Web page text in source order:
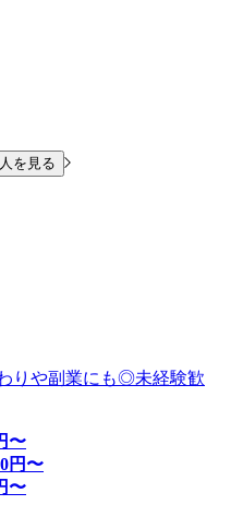
を見る
りや副業にも◎未経験歓
〜
円〜
〜